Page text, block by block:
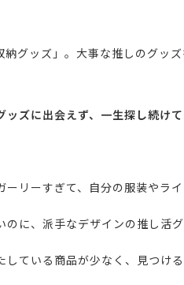
グッズ」。大事な推しのグッ
ズに出会えず、一生探し続け
リーすぎて、自分の服装やライ
に、派手なデザインの推し活グ
ている商品が少なく、見つける